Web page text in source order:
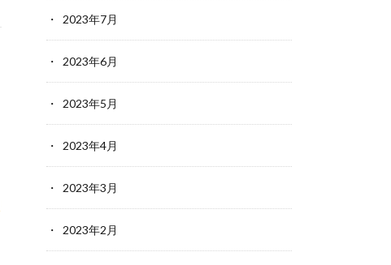
2023年7月
2023年6月
2023年5月
2023年4月
2023年3月
2023年2月